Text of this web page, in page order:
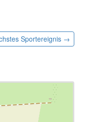
Sportereignis →